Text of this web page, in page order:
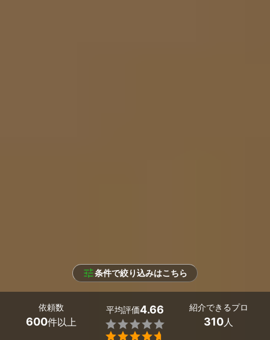
条件で絞り込みはこちら
依頼数
600件以上
平均評価4.66


紹介できるプロ
310人